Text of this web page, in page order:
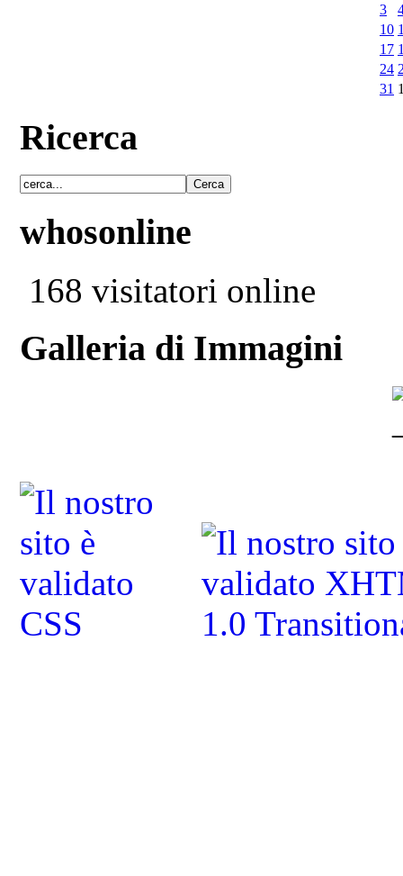
3
10
17
24
31
Ricerca
whosonline
168 visitatori online
Galleria di Immagini